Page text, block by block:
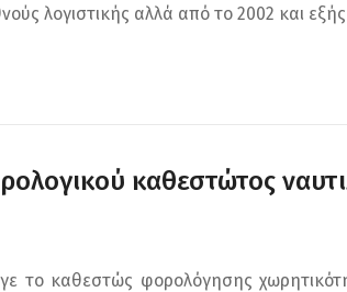
λογιστικής αλλά από το 2002 και
καθεστώτος
καθεστώς φορολόγησης